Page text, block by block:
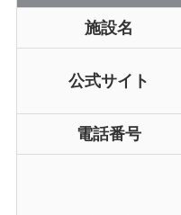
施設名
公式サイト
電話番号